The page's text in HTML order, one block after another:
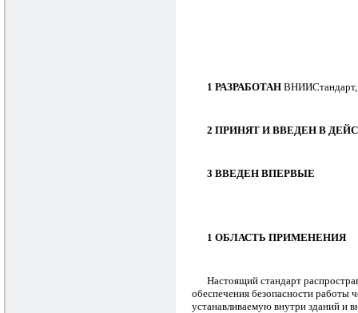
1 РАЗРАБОТАН
2 ПРИНЯТ И ВВЕДЕН В
3 ВВЕДЕН ВПЕРВЫЕ
1 ОБЛАСТЬ ПРИМЕНЕНИЯ
Настоящий стандарт
обеспечения безопасности работы
устанавливаемую внутри зданий и